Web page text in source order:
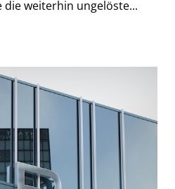
die weiterhin ungelöste...